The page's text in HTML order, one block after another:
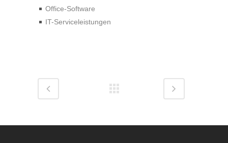
Office-Software
IT-Serviceleistungen